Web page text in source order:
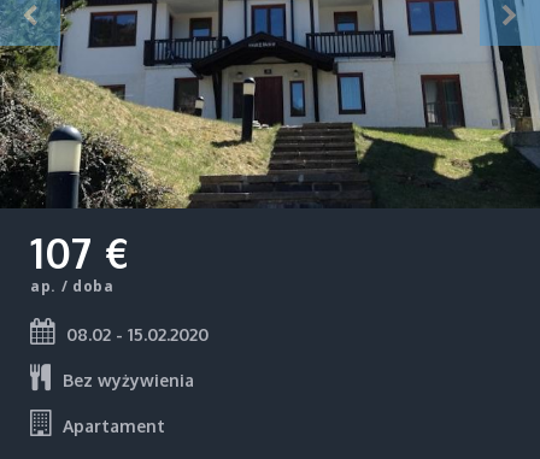
107 €
ap. / doba
08.02 - 15.02.2020
Bez wyżywienia
Apartament